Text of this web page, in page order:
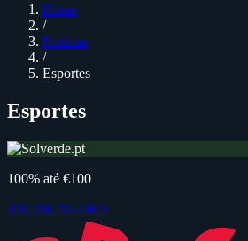
Home
/
Notícias
/
Esportes
Esportes
100% até €100
JOGAR AGORA